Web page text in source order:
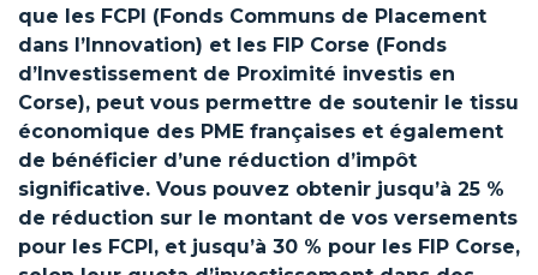
que les FCPI (Fonds Communs de Placement
dans l’Innovation) et les FIP Corse (Fonds
d’Investissement de Proximité investis en
Corse), peut vous permettre de soutenir le tissu
économique des PME françaises et également
de bénéficier d’une réduction d’impôt
significative. Vous pouvez obtenir jusqu’à 25 %
de réduction sur le montant de vos versements
pour les FCPI, et jusqu’à 30 % pour les FIP Corse,